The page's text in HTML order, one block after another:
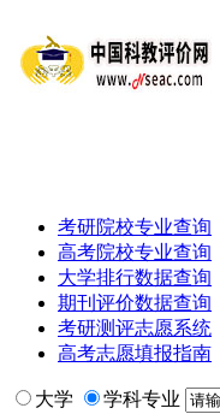
考研院校专业查询
高考院校专业查询
大学排行数据查询
期刊评价数据查询
考研测评志愿系统
高考志愿填报指南
大学
学科专业